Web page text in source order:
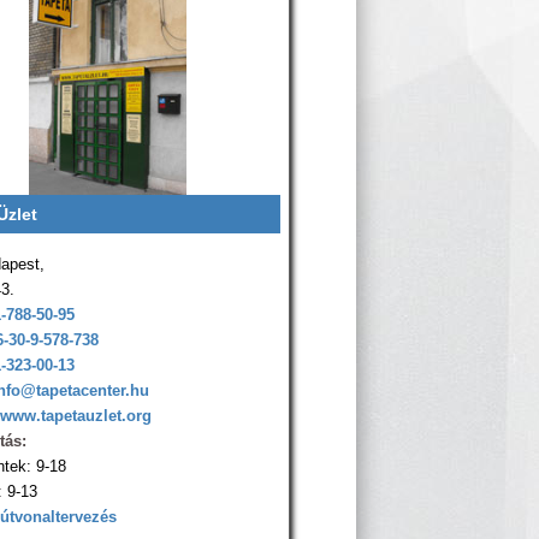
788-50-95
30-9-578-738
323-00-13
9-18
9-13